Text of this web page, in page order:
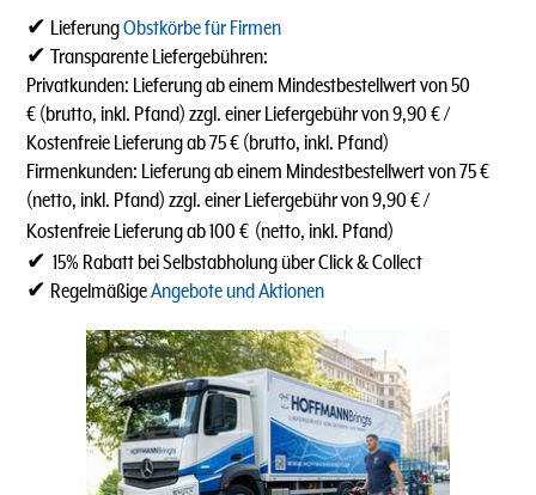
✔ LieferungObstkörbe für Firmen
✔ Transparente Liefergebühren:
Privatkunden: Lieferung ab einem Mindestbestellwert von 50
€ (brutto, inkl. Pfand) zzgl. einer Liefergebühr von 9,90 € /
Kostenfreie Lieferung ab 75 € (brutto, inkl. Pfand)
Firmenkunden: Lieferung ab einem Mindestbestellwert von 75 €
(netto, inkl. Pfand) zzgl. einer Liefergebühr von 9,90 € /
Kostenfreie Lieferung ab 100 € (netto, inkl. Pfand)
✔ 15% Rabatt bei Selbstabholung über Click & Collect
✔ RegelmäßigeAngebote und Aktionen